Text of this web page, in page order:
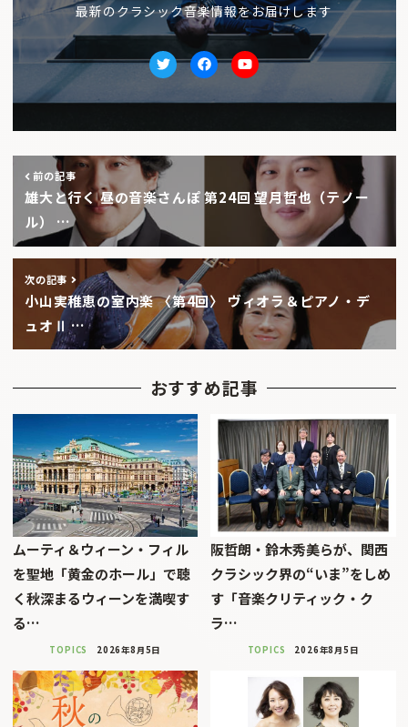
最新のクラシック音楽情報をお届けします
TwitterfacebookYoutube
前の記事
雄大と行く 昼の音楽さんぽ 第24回 望月哲也（テノー
ル） …
次の記事
小山実稚恵の室内楽 〈第4回〉 ヴィオラ＆ピアノ・デ
ュオⅡ …
おすすめ記事
ムーティ＆ウィーン・フィル
を聖地「黄金のホール」で聴
く秋深まるウィーンを満喫す
る…
TOPICS 2026年8月5日
阪哲朗・鈴木秀美らが、関西
クラシック界の“いま”をしめ
す「音楽クリティック・ク
ラ…
TOPICS 2026年8月5日